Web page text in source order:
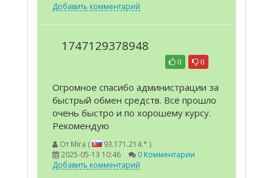
Добавить комментарий
1747129378948
0
0
Огромное спасибо администрации за
быстрый обмен средств. Всё прошло
очень быстро и по хорошему курсу.
Рекомендую
От Mira (
93.171.214.* )
2025-05-13 10:46
0 Комментарии
Добавить комментарий